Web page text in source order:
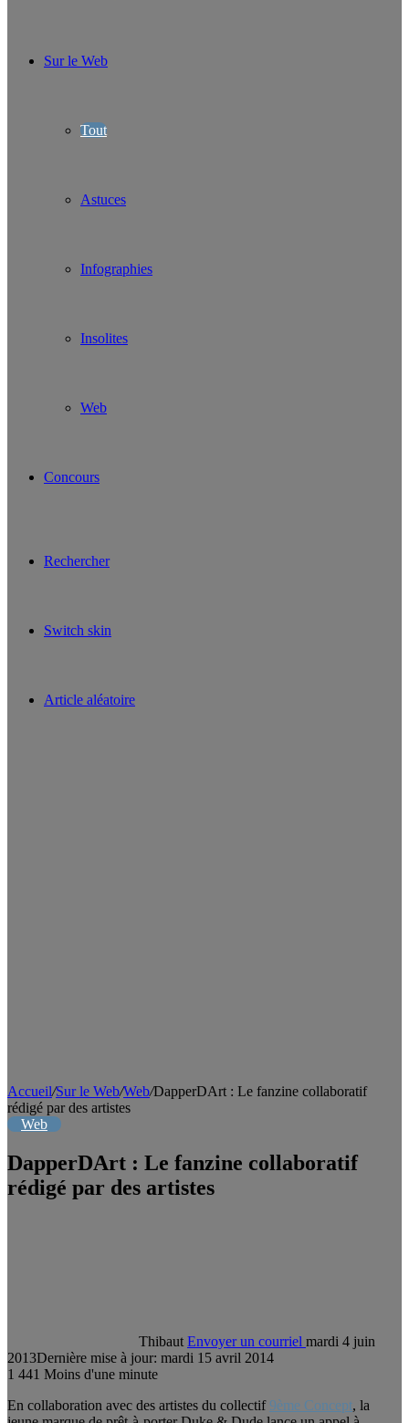
Sur le Web
Tout
Astuces
Infographies
Insolites
Web
Concours
Rechercher
Switch skin
Article aléatoire
Accueil/Sur le Web/Web/DapperDArt : Le fanzine collaboratif
rédigé par des artistes
Web
DapperDArt : Le fanzine collaboratif
rédigé par des artistes
Thibaut Envoyer un courriel mardi 4 juin
2013Dernière mise à jour: mardi 15 avril 2014
1 441 Moins d'une minute
En collaboration avec des artistes du collectif 9ème Concept, la